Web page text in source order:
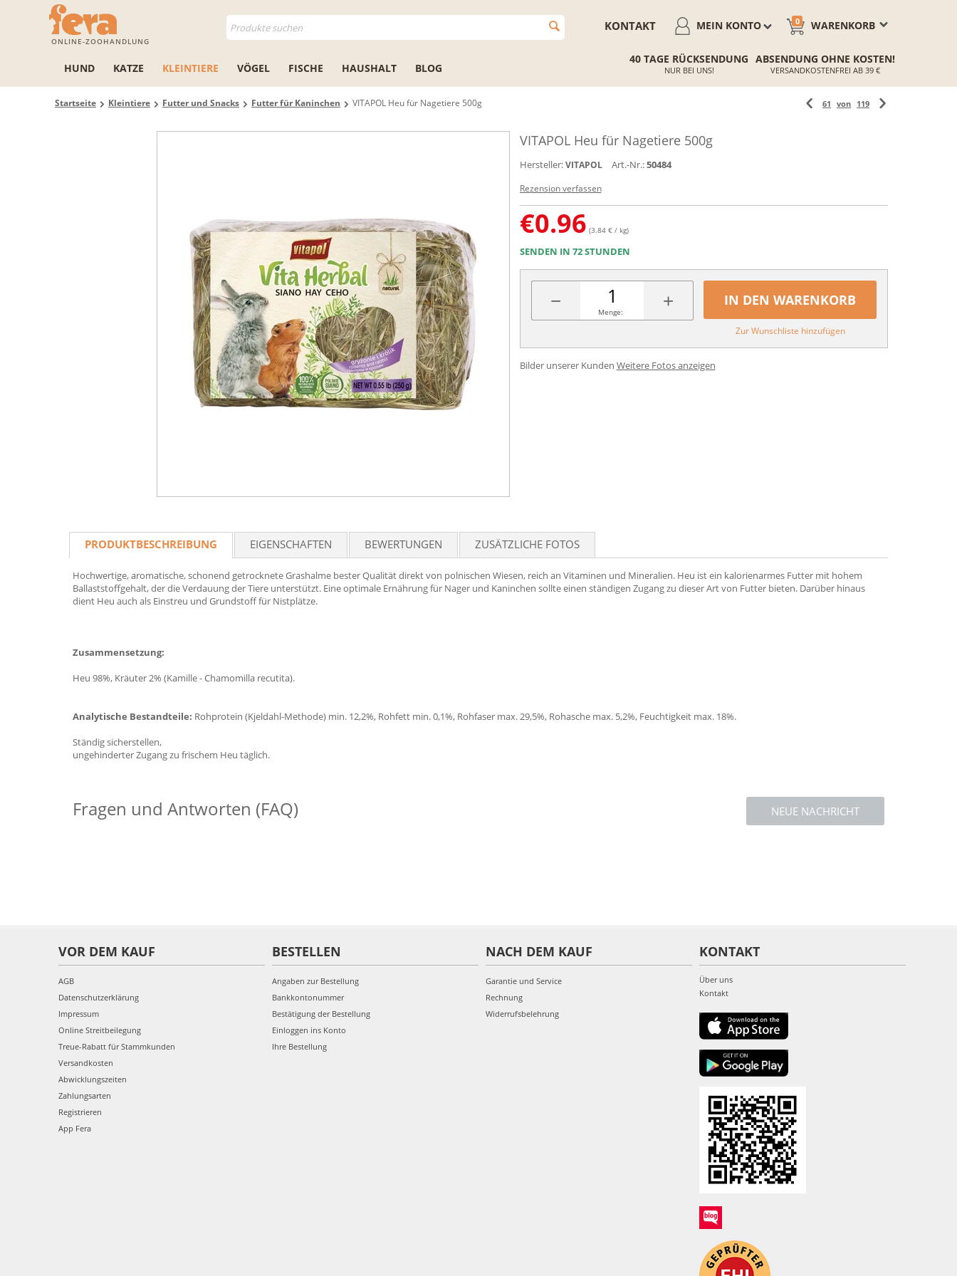
ONLINE-ZOOHANDLUNG
WARENKORB
0
MEIN KONTO
KONTAKT
HUND KATZE KLEINTIERE VÖGEL FISCHE HAUSHALT BLOG
40 TAGE RÜCKSENDUNG
NUR BEI UNS!
ABSENDUNG OHNE KOSTEN!
VERSANDKOSTENFREI AB 39 €
Startseite Kleintiere Futter und Snacks Futter für Kaninchen VITAPOL Heu für Nagetiere 500g 61 von 119
VITAPOL Heu für Nagetiere 500g
Hersteller: VITAPOL Art.-Nr.:50484
Rezension verfassen
€0.96 (3.84 € / kg)
SENDEN IN 72 STUNDEN
− +
Menge:
IN DEN WARENKORB
Zur Wunschliste hinzufügen
Bilder unserer Kunden Weitere Fotos anzeigen
PRODUKTBESCHREIBUNG EIGENSCHAFTEN BEWERTUNGEN ZUSÄTZLICHE FOTOS
Hochwertige, aromatische, schonend getrocknete Grashalme bester Qualität direkt von polnischen Wiesen, reich an Vitaminen und Mineralien. Heu ist ein kalorienarmes Futter mit hohem
Ballaststoffgehalt, der die Verdauung der Tiere unterstützt. Eine optimale Ernährung für Nager und Kaninchen sollte einen ständigen Zugang zu dieser Art von Futter bieten. Darüber hinaus
dient Heu auch als Einstreu und Grundstoff für Nistplätze.
Zusammensetzung:
Heu 98%, Kräuter 2% (Kamille - Chamomilla recutita).
Analytische Bestandteile: Rohprotein (Kjeldahl-Methode) min. 12,2%, Rohfett min. 0,1%, Rohfaser max. 29,5%, Rohasche max. 5,2%, Feuchtigkeit max. 18%.
Ständig sicherstellen,
ungehinderter Zugang zu frischem Heu täglich.
NEUE NACHRICHT
Fragen und Antworten (FAQ)
VOR DEM KAUF
AGB
Datenschutzerklärung
Impressum
Online Streitbeilegung
Treue-Rabatt für Stammkunden
Versandkosten
Abwicklungszeiten
Zahlungsarten
Registrieren
App Fera
BESTELLEN
Angaben zur Bestellung
Bankkontonummer
Bestätigung der Bestellung
Einloggen ins Konto
Ihre Bestellung
NACH DEM KAUF
Garantie und Service
Rechnung
Widerrufsbelehrung
KONTAKT
Über uns
Kontakt